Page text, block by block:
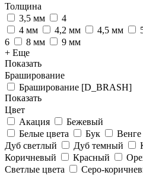
Толщина
3,5 мм
4
4 мм
4,2 мм 4,5 мм
6
8 мм
9 мм
+ Еще
Показать
Браширование
Браширование [D_BRASH]
Показать
Цвет
Акация
Бежевый
Белые цвета
Бук Венге
Дуб светлый
Дуб темный
Коричневый
Красный
Светлые цвета
Серо-